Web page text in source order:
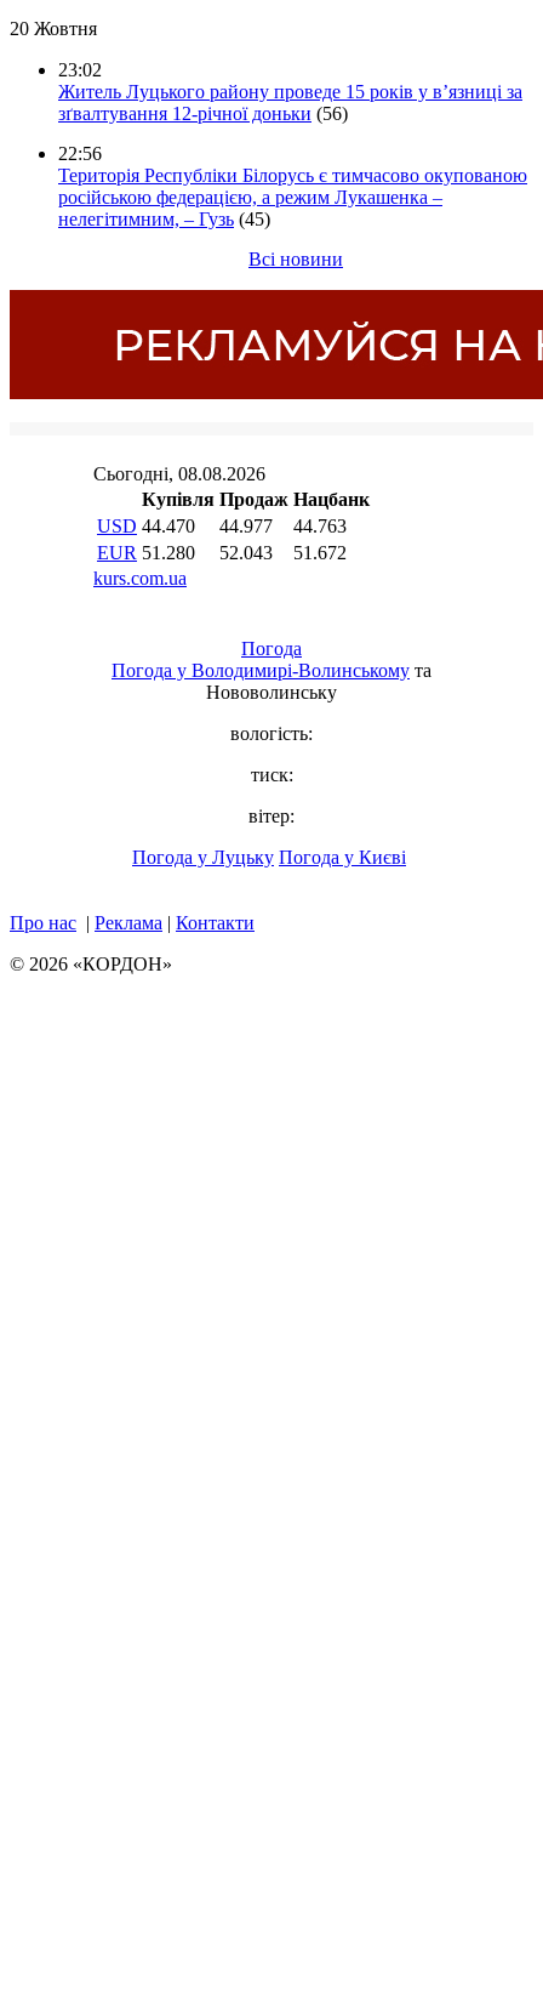
20 Жовтня
23:02
Житель Луцького району проведе 15 років у в’язниці за
зґвалтування 12-річної доньки (56)
22:56
Територія Республіки Білорусь є тимчасово окупованою
російською федерацією, а режим Лукашенка –
нелегітимним, – Гузь (45)
Всі новини
Погода
Погода у Володимирі-Волинському та
Нововолинську
вологість:
тиск:
вітер:
Погода у Луцьку Погода у Києві
Про нас | Реклама | Контакти
© 2026 «КОРДОН»